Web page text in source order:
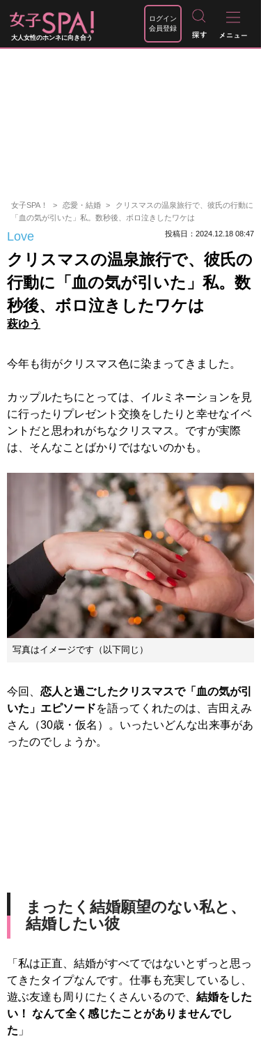
大人女性のホンネに向き合う
ログイン
会員登録
女子SPA！ 恋愛・結婚
クリスマスの温泉旅行で、彼氏の行動に
「血の気が引いた」私。数秒後、ボロ泣きしたワケは
Love 投稿日：2024.12.18 08:47
クリスマスの温泉旅行で、彼氏の
行動に「血の気が引いた」私。数
秒後、ボロ泣きしたワケは
萩ゆう
今年も街がクリスマス色に染まってきました。
カップルたちにとっては、イルミネーションを見
に行ったりプレゼント交換をしたりと幸せなイベ
ントだと思われがちなクリスマス。ですが実際
は、そんなことばかりではないのかも。
写真はイメージです（以下同じ）
今回、 恋人と過ごしたクリスマスで「血の気が引
いた」エピソードを語ってくれたのは、吉田えみ
さん（30歳・仮名）。いったいどんな出来事があ
ったのでしょうか。
まったく結婚願望のない私と、
結婚したい彼
「私は正直、結婚がすべてではないとずっと思っ
てきたタイプなんです。仕事も充実しているし、
遊ぶ友達も周りにたくさんいるので、 結婚をした
い！ なんて全く感じたことがありませんでし
た 」